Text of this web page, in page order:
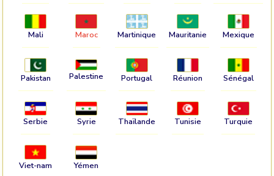
Mali Maroc Martinique Mauritanie Mexique
Pakistan Palestine Portugal Réunion Sénégal
Serbie Syrie Thaïlande Tunisie Turquie
Viet-nam Yémen